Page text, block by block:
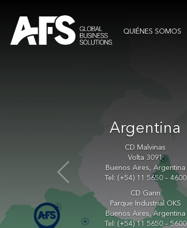
QUIÉNES SOMOS
Argentina
CD Malvinas
Volta 3091
Buenos Aires, Argentina
Tel: (+54) 11 5650 – 4600
CD Garin
Parque Industrial OKS
Buenos Aires, Argentina
Tel: (+54) 11 5650 – 5600